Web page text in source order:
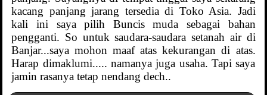
kacang panjang jarang tersedia di Toko Asia. Jadi
kali ini saya pilih Buncis muda sebagai bahan
pengganti. So untuk saudara-saudara setanah air di
Banjar...saya mohon maaf atas kekurangan di atas.
Harap dimaklumi..... namanya juga usaha. Tapi saya
jamin rasanya tetap nendang dech..